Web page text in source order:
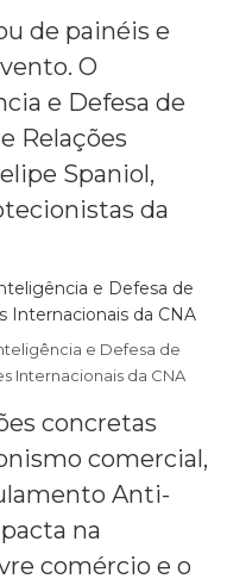
de painéis e
O
e Defesa de
Relações
Spaniol,
da
e Defesa de
Internacionais da CNA
concretas
comercial,
Anti-
na
comércio e o